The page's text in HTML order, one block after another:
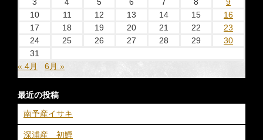
10
11 12 13 14 15
16
17
18 19 20 21 22
23
24
25 26 27 28 29
30
31
« 4月
6月 »
最近の投稿
南予産イサキ
深浦産 初鰹